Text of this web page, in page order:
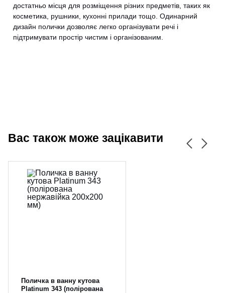
достатньо місця для розміщення різних предметів, таких як
косметика, рушники, кухонні прилади тощо. Одинарний
дизайн полички дозволяє легко організувати речі і
підтримувати простір чистим і організованим.
Вас також може зацікавити
Поличка в ванну кутова
Platinum 343 (полірована